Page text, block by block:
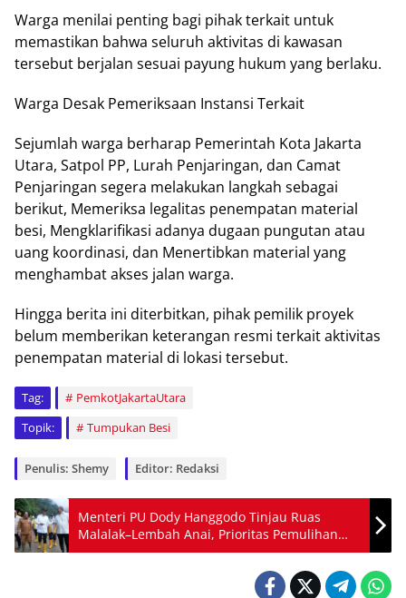
Warga menilai penting bagi pihak terkait untuk
memastikan bahwa seluruh aktivitas di kawasan
tersebut berjalan sesuai payung hukum yang berlaku.
Warga Desak Pemeriksaan Instansi Terkait
Sejumlah warga berharap Pemerintah Kota Jakarta
Utara, Satpol PP, Lurah Penjaringan, dan Camat
Penjaringan segera melakukan langkah sebagai
berikut, Memeriksa legalitas penempatan material
besi, Mengklarifikasi adanya dugaan pungutan atau
uang koordinasi, dan Menertibkan material yang
menghambat akses jalan warga.
Hingga berita ini diterbitkan, pihak pemilik proyek
belum memberikan keterangan resmi terkait aktivitas
penempatan material di lokasi tersebut.
Tag:
PemkotJakartaUtara
Topik:
Tumpukan Besi
Penulis: Shemy Editor: Redaksi
Menteri PU Dody Hanggodo Tinjau Ruas
Malalak–Lembah Anai, Prioritas Pemulihan
Akses Pasca Bencana